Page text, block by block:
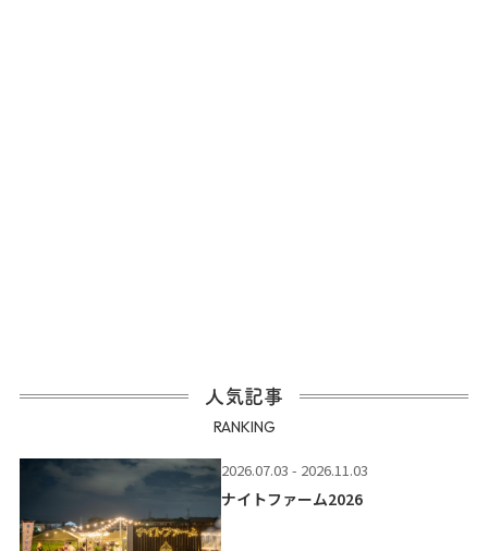
人気記事
RANKING
2026.07.03 - 2026.11.03
ナイトファーム2026